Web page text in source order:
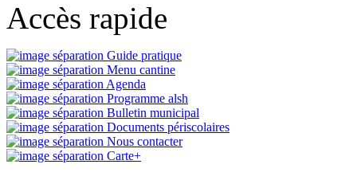
Accès rapide
Guide pratique
Menu cantine
Agenda
Programme alsh
Bulletin municipal
Documents périscolaires
Nous contacter
Carte+